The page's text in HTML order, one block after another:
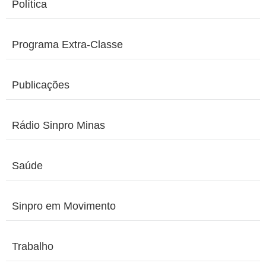
Política
Programa Extra-Classe
Publicações
Rádio Sinpro Minas
Saúde
Sinpro em Movimento
Trabalho